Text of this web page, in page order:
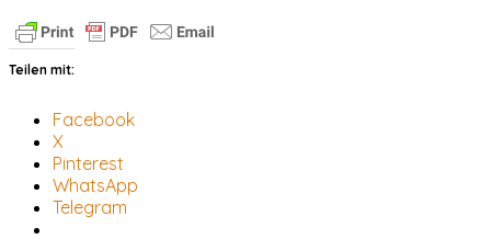
Teilen mit:
Facebook
X
Pinterest
WhatsApp
Telegram